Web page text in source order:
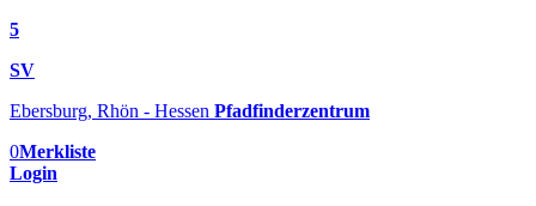
5
SV
Ebersburg, Rhön - Hessen Pfadfinderzentrum
0Merkliste
Login